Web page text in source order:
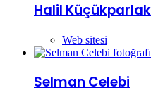
Halil Küçükparlak
Web sitesi
Selman Celebi